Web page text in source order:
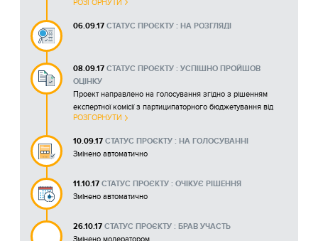
іншого виконавчого органу
РОЗГОРНУТИ
06.09.17 СТАТУС ПРОЄКТУ : НА РОЗГЛЯДІ
08.09.17 СТАТУС ПРОЄКТУ : УСПІШНО ПРОЙШОВ
ОЦІНКУ
Проект направлено на голосування згідно з рішенням
експертної комісії з партиципаторного бюджетування від
08.09.2017
РОЗГОРНУТИ
10.09.17 СТАТУС ПРОЄКТУ : НА ГОЛОСУВАННІ
Змінено автоматично
11.10.17 СТАТУС ПРОЄКТУ : ОЧІКУЄ РІШЕННЯ
Змінено автоматично
26.10.17 СТАТУС ПРОЄКТУ : БРАВ УЧАСТЬ